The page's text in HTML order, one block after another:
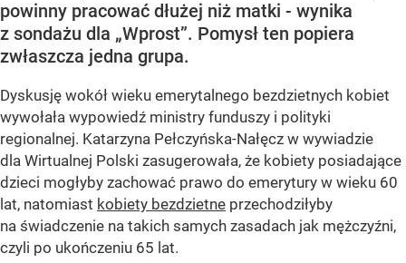
powinny pracować dłużej niż matki - wynika
z sondażu dla „Wprost”. Pomysł ten popiera
zwłaszcza jedna grupa.
Dyskusję wokół wieku emerytalnego bezdzietnych kobiet
wywołała wypowiedź ministry funduszy i polityki
regionalnej. Katarzyna Pełczyńska-Nałęcz w wywiadzie
dla Wirtualnej Polski zasugerowała, że kobiety posiadające
dzieci mogłyby zachować prawo do emerytury w wieku 60
lat, natomiast kobiety bezdzietne przechodziłyby
na świadczenie na takich samych zasadach jak mężczyźni,
czyli po ukończeniu 65 lat.